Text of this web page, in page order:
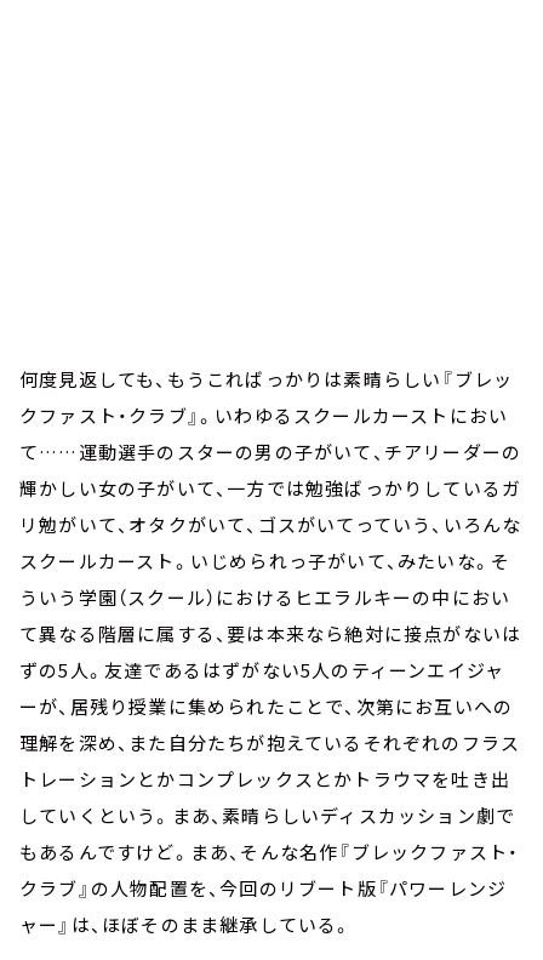
何度見返しても、もうこればっかりは素晴らしい『ブレッ
クファスト・クラブ』。いわゆるスクールカーストにおい
て……運動選手のスターの男の子がいて、チアリーダーの
輝かしい女の子がいて、一方では勉強ばっかりしているガ
リ勉がいて、オタクがいて、ゴスがいてっていう、いろんな
スクールカースト。いじめられっ子がいて、みたいな。そ
ういう学園（スクール）におけるヒエラルキーの中におい
て異なる階層に属する、要は本来なら絶対に接点がないは
ずの5人。友達であるはずがない5人のティーンエイジャ
ーが、居残り授業に集められたことで、次第にお互いへの
理解を深め、また自分たちが抱えているそれぞれのフラス
トレーションとかコンプレックスとかトラウマを吐き出
していくという。まあ、素晴らしいディスカッション劇で
もあるんですけど。まあ、そんな名作『ブレックファスト・
クラブ』の人物配置を、今回のリブート版『パワーレンジ
ャー』は、ほぼそのまま継承している。